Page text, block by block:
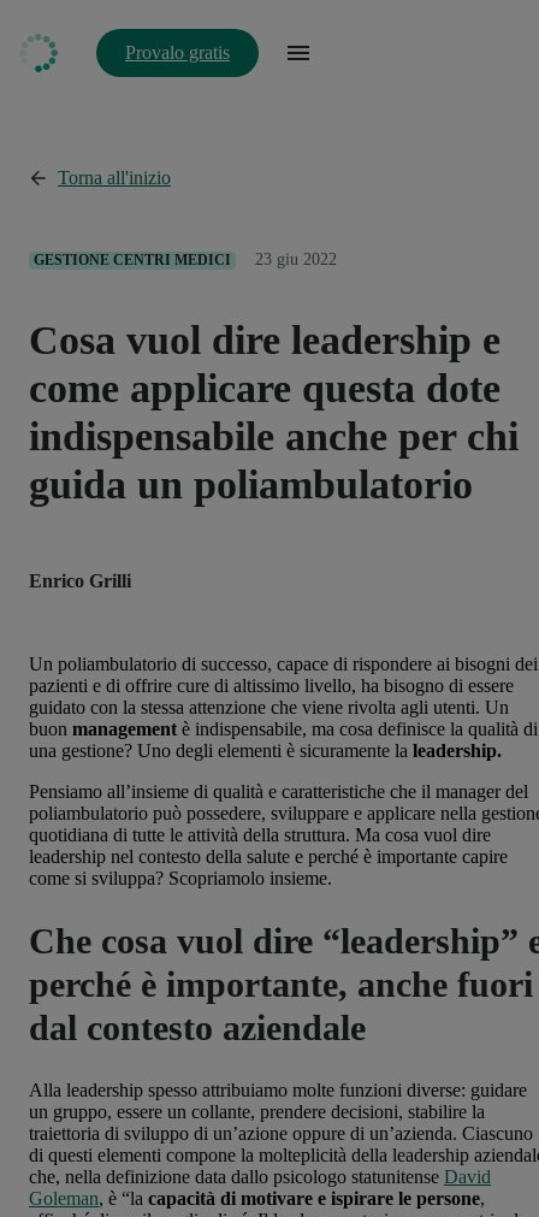
Provalo gratis
Torna all'inizio
GESTIONE CENTRI MEDICI 23 giu 2022
Cosa vuol dire leadership e
come applicare questa dote
indispensabile anche per chi
guida un poliambulatorio
Enrico Grilli
Un poliambulatorio di successo, capace di rispondere ai bisogni dei
pazienti e di offrire cure di altissimo livello, ha bisogno di essere
guidato con la stessa attenzione che viene rivolta agli utenti. Un
buon management è indispensabile, ma cosa definisce la qualità di
una gestione? Uno degli elementi è sicuramente la leadership.
Pensiamo all’insieme di qualità e caratteristiche che il manager del
poliambulatorio può possedere, sviluppare e applicare nella
quotidiana di tutte le attività della struttura. Ma cosa vuol dire
leadership nel contesto della salute e perché è importante capire
come si sviluppa? Scopriamolo insieme.
Che cosa vuol dire “leadership”
perché è importante, anche fuori
dal contesto aziendale
Alla leadership spesso attribuiamo molte funzioni diverse: guidare
un gruppo, essere un collante, prendere decisioni, stabilire la
traiettoria di sviluppo di un’azione oppure di un’azienda. Ciascuno
di questi elementi compone la molteplicità della leadership
che, nella definizione data dallo psicologo statunitense David
Goleman, è “la capacità di motivare e ispirare le persone,